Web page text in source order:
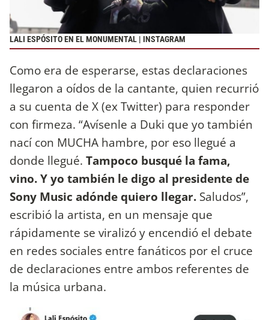
LALI ESPÓSITO EN EL MONUMENTAL | INSTAGRAM
Como era de esperarse, estas declaraciones
llegaron a oídos de la cantante, quien recurrió
a su cuenta de X (ex Twitter) para responder
con firmeza. “Avísenle a Duki que yo también
nací con MUCHA hambre, por eso llegué a
donde llegué. Tampoco busqué la fama,
vino. Y yo también le digo al presidente de
Sony Music adónde quiero llegar. Saludos”,
escribió la artista, en un mensaje que
rápidamente se viralizó y encendió el debate
en redes sociales entre fanáticos por el cruce
de declaraciones entre ambos referentes de
la música urbana.